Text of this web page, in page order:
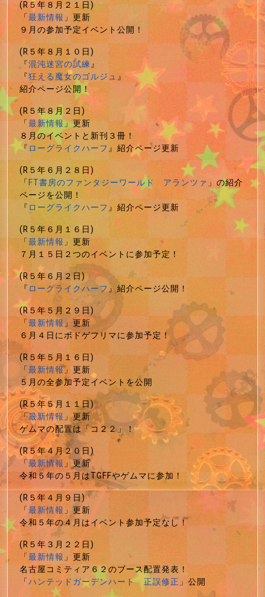
(R５年８月２１日)
「最新情報」更新
９月の参加予定イベント公開！
(R５年８月１０日)
『混沌迷宮の試練』
『狂える魔女のゴルジュ』
紹介ページ公開！
(R５年８月２日)
「最新情報」更新
８月のイベントと新刊３冊！
『ローグライクハーフ』紹介ページ更新
(R５年６月２８日)
「FT書房のファンタジーワールド アランツァ」の紹介
ページを公開！
『ローグライクハーフ』紹介ページ更新
(R５年６月１６日)
「最新情報」更新
７月１５日２つのイベントに参加予定！
(R５年６月２日)
『ローグライクハーフ』紹介ページ公開！
(R５年５月２９日)
「最新情報」更新
６月４日にボドゲフリマに参加予定！
(R５年５月１６日)
「最新情報」更新
５月の全参加予定イベントを公開
(R５年５月１１日)
「最新情報」更新
ゲムマの配置は「コ２２」！
(R５年４月２０日)
「最新情報」更新
令和５年の５月はTGFFやゲムマに参加！
(R５年４月９日)
「最新情報」更新
令和５年の４月はイベント参加予定なし！
(R５年３月２２日)
「最新情報」更新
名古屋コミティア６２のブース配置発表！
「ハンテッドガーデンハート 正誤修正」公開